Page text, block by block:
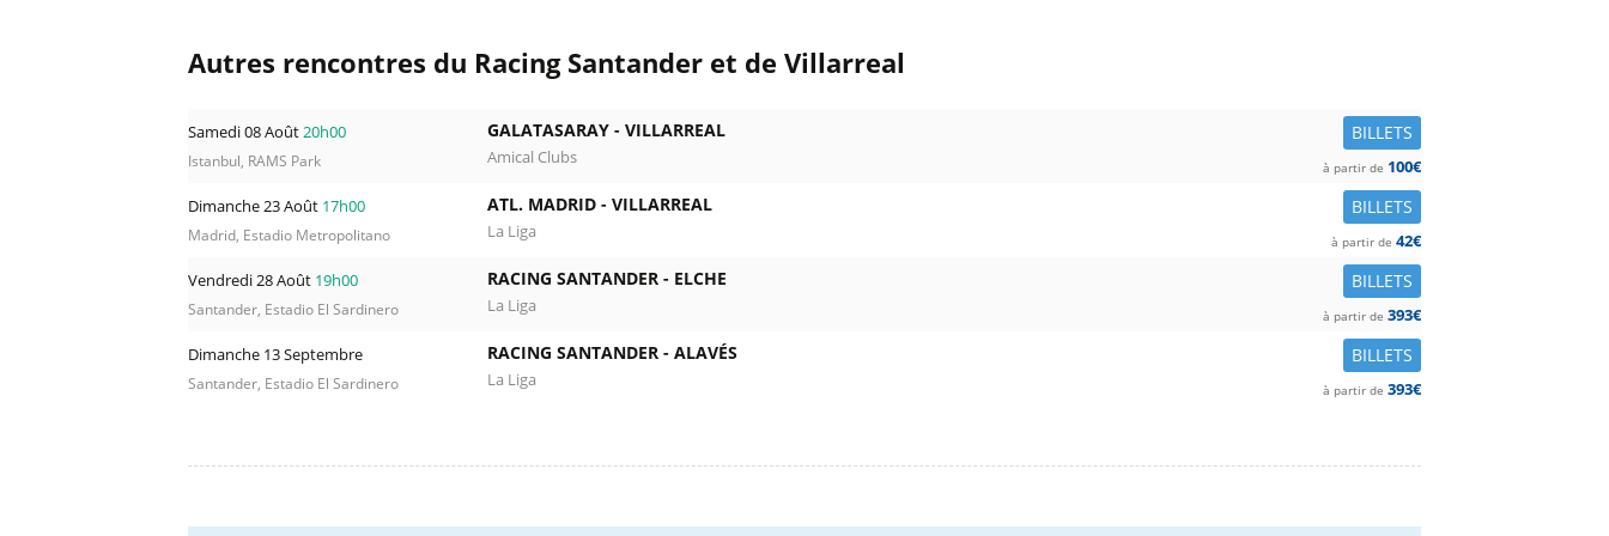
Autres rencontres du Racing Santander et de Villarreal
Samedi 08 Août20h00
Istanbul, RAMS Park
BILLETS
GALATASARAY - VILLARREAL
Amical Clubs à partir de 100€
Dimanche 23 Août 17h00
Madrid, Estadio Metropolitano
BILLETS
ATL. MADRID - VILLARREAL
La Liga à partir de 42€
Vendredi 28 Août 19h00
Santander, Estadio El Sardinero
BILLETS
RACING SANTANDER - ELCHE
La Liga à partir de 393€
Dimanche 13 Septembre
Santander, Estadio El Sardinero
BILLETS
RACING SANTANDER - ALAVÉS
La Liga à partir de 393€